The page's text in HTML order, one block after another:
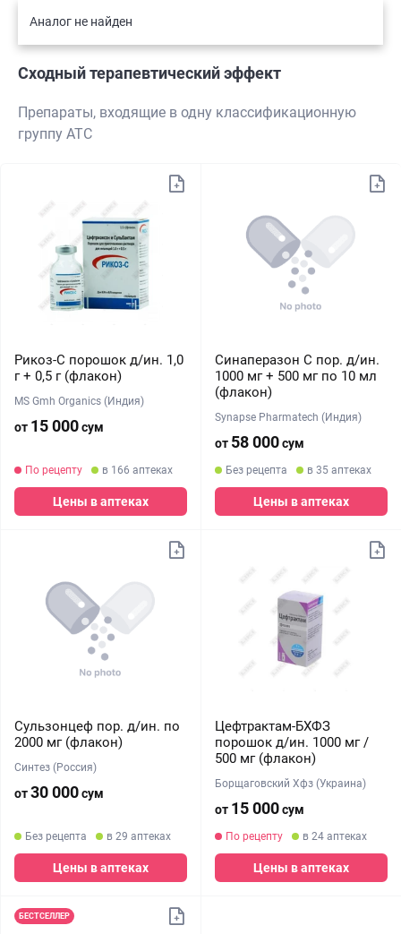
Аналог не найден
Сходный терапевтический эффект
Препараты, входящие в одну классификационную
группу АТС
Рикоз-С порошок д/ин. 1,0
г + 0,5 г (флакон)
MS Gmh Organics (Индия)
от 15 000сум
По рецепту в 166 аптеках
Цены в аптеках
Синаперазон С пор. д/ин.
1000 мг + 500 мг по 10 мл
(флакон)
Synapse Pharmatech (Индия)
от 58 000сум
Без рецепта в 35 аптеках
Цены в аптеках
Сульзонцеф пор. д/ин. по
2000 мг (флакон)
Синтез (Россия)
от30 000сум
Без рецепта в 29 аптеках
Цены в аптеках
Цефтрактам-БХФЗ
порошок д/ин. 1000 мг /
500 мг (флакон)
Борщаговский Хфз (Украина)
от 15 000сум
По рецепту в 24 аптеках
Цены в аптеках
БЕСТСЕЛЛЕР